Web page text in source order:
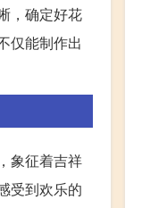
，确定好花
仅能制作出
象征着吉祥
受到欢乐的